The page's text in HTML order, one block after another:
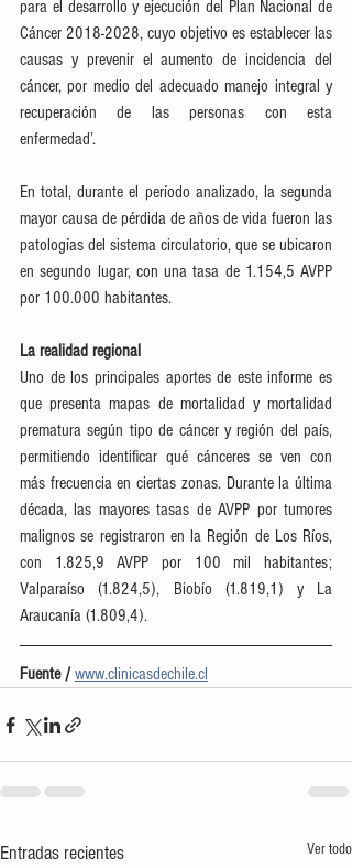
para el desarrollo y ejecución del Plan Nacional de
Cáncer 2018-2028, cuyo objetivo es establecer las
causas y prevenir el aumento de incidencia del
cáncer, por medio del adecuado manejo integral y
recuperación de las personas con esta
enfermedad’.
En total, durante el período analizado, la segunda
mayor causa de pérdida de años de vida fueron las
patologías del sistema circulatorio, que se ubicaron
en segundo lugar, con una tasa de 1.154,5 AVPP
por 100.000 habitantes.
La realidad regional
Uno de los principales aportes de este informe es
que presenta mapas de mortalidad y mortalidad
prematura según tipo de cáncer y región del país,
permitiendo identificar qué cánceres se ven con
más frecuencia en ciertas zonas. Durante la última
década, las mayores tasas de AVPP por tumores
malignos se registraron en la Región de Los Ríos,
con 1.825,9 AVPP por 100 mil habitantes;
Valparaíso (1.824,5), Biobío (1.819,1) y La
Araucanía (1.809,4).
Fuente / www.clinicasdechile.cl
Entradas recientes Ver todo